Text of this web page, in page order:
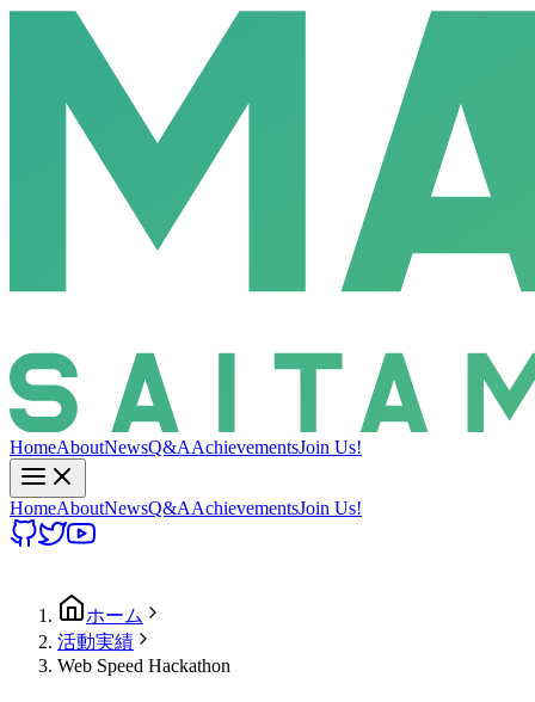
HomeAboutNewsQ&AAchievementsJoin Us!
HomeAboutNewsQ&AAchievementsJoin Us!
ホーム
活動実績
Web Speed Hackathon